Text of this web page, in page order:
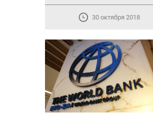
30 октября 2018